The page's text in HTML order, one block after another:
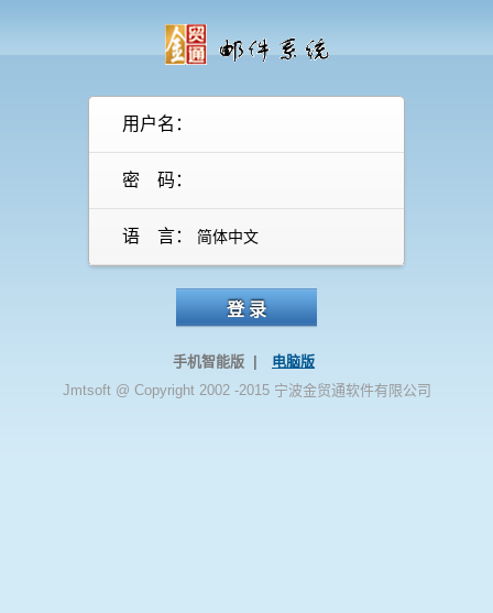
用户名：
密 码：
语 言：
登 录
手机智能版 |
电脑版
Jmtsoft @ Copyright 2002 -2015 宁波金贸通软件有限公司